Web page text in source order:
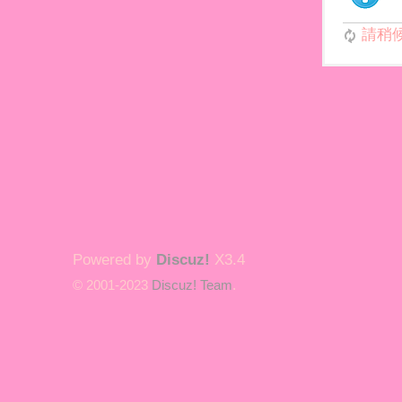
請稍
Powered by Discuz! X3.4
© 2001-2023 Discuz! Team.